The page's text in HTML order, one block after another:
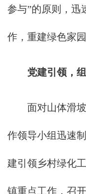
参与”的原则，迅
作，重建绿色家园
党建引领，
面对山体滑坡
作领导小组迅速
建引领乡村绿化
镇重点工作，召